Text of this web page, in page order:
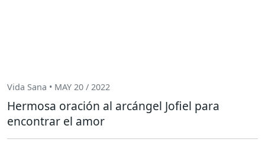
Vida Sana • MAY 20 / 2022
Hermosa oración al arcángel Jofiel para
encontrar el amor